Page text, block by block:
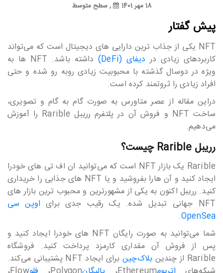
18 مهر 1401 سطح متوسط
پیش گفتار
NFT یکی از جذاب ترین دارایی های دیجیتال است که می‎‎‎‎‎‎تواند
کاربردهای زیادی در دیفای (DeFi)
داشته باشد. NFT ها به
ویژه در دوسال گذشته با محبوبیت زیادی روبه رو شده و حتی
افراد زیادی را ثروتمند کرده است.
دراین مقاله از عصر متاورس به صورت گام به گام و تصویری،
ساخت NFT و فروش آن در پلتفرم رریبل Rarible را آموزش
می‎‎‎‎‎‎دهیم.
رریبل Rarible چیست؟
Rarible یک بازار NFT است که می‎‎‎‎‎‎توانید ان اف تی های خودرا
ایجاد کنید و آن هارا بفروشید و یا NFT های جذابی را خریداری
کنید. رریبل اکنون به یکی از مشهورترین و محبوب ترین بازار های
NFT جهانی تبدیل شده. یک رقیب جدی برای
اوپن سی
OpenSea.
شما می‎‎‎‎‎‎توانید به صورت رایگان NFT های خودرا ایجاد کنید و
پس از فروش آن مقداری کارمزد پرداخت کنید. فروشگاه
Rarible از چندین
بلاک‎‎‎‎‎چین
برای ایجاد NFT پشتیبانی می‎‎‎‎‎‎کند.